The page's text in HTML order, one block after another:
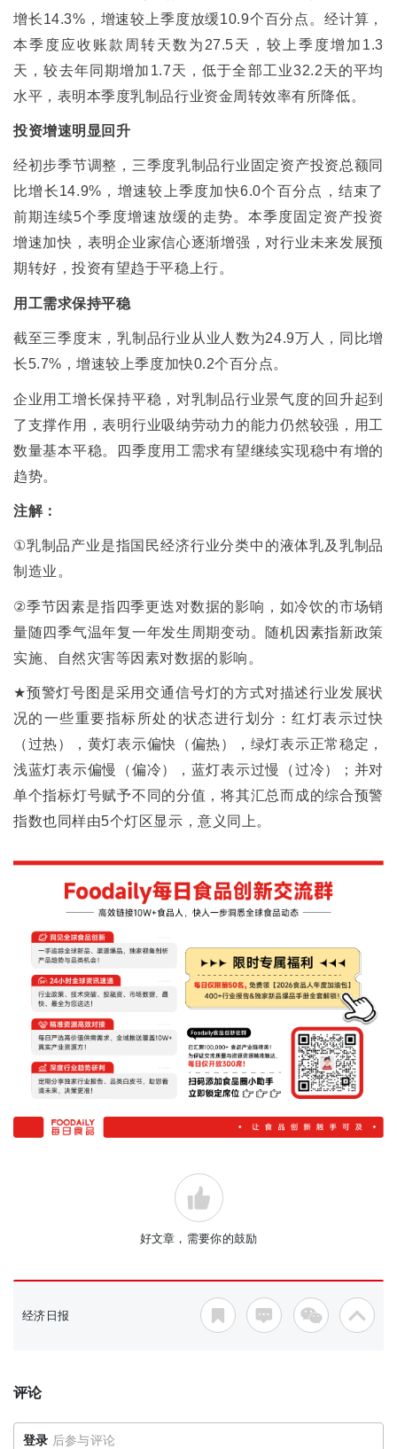
增长14.3% ，增速较上季度放缓10.9个百分点。经计算，
本季度应收账款周转天数为 27.5天，较上季度增加 1.3
天，较去年同期增加 1.7天，低于全部工业32.2天的平均
水平，表明本季度乳制品行业资金周转效率有所降低。
投资增速明显回升
经初步季节调整，三季度乳制品行业固定资产投资总额同
比增长14.9% ，增速较上季度加快6.0个百分点，结束了
前期连续5个季度增速放缓的走势。本季度固定资产投资
增速加快，表明企业家信心逐渐增强，对行业未来发展预
期转好，投资有望趋于平稳上行。
用工需求保持平稳
截至三季度末，乳制品行业从业人数为24.9万人，同比增
长5.7% ，增速较上季度加快0.2个百分点。
企业用工增长保持平稳，对乳制品行业景气度的回升起到
了支撑作用，表明行业吸纳劳动力的能力仍然较强，用工
数量基本平稳。四季度用工需求有望继续实现稳中有增的
趋势。
注解：
①乳制品产业是指国民经济行业分类中的液体乳及乳制品
制造业。
②季节因素是指四季更迭对数据的影响，如冷饮的市场销
量随四季气温年复一年发生周期变动。随机因素指新政策
实施、自然灾害等因素对数据的影响。
★预警灯号图是采用交通信号灯的方式对描述行业发展状
况的一些重要指标所处的状态进行划分：红灯表示过快
（过热），黄灯表示偏快（偏热），绿灯表示正常稳定，
浅蓝灯表示偏慢（偏冷），蓝灯表示过慢（过冷）；并对
单个指标灯号赋予不同的分值，将其汇总而成的综合预警
指数也同样由5个灯区显示，意义同上。
好文章，需要你的鼓励
经济日报
评论
登录 后参与评论